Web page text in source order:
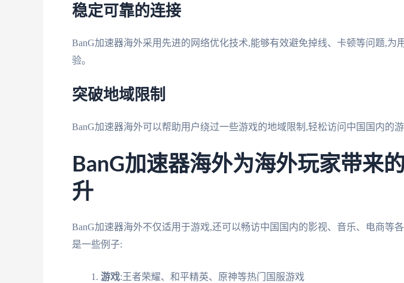
稳定可靠的连接
BanG加速器海外采用先进的网络优化技术,能够有效避免掉线、卡顿等问题,为
验。
突破地域限制
BanG加速器海外可以帮助用户绕过一些游戏的地域限制,轻松访问中国国内的游
BanG加速器海外为海外玩家带来
升
BanG加速器海外不仅适用于游戏,还可以畅访中国国内的影视、音乐、电商等
是一些例子:
游戏:王者荣耀、和平精英、原神等热门国服游戏